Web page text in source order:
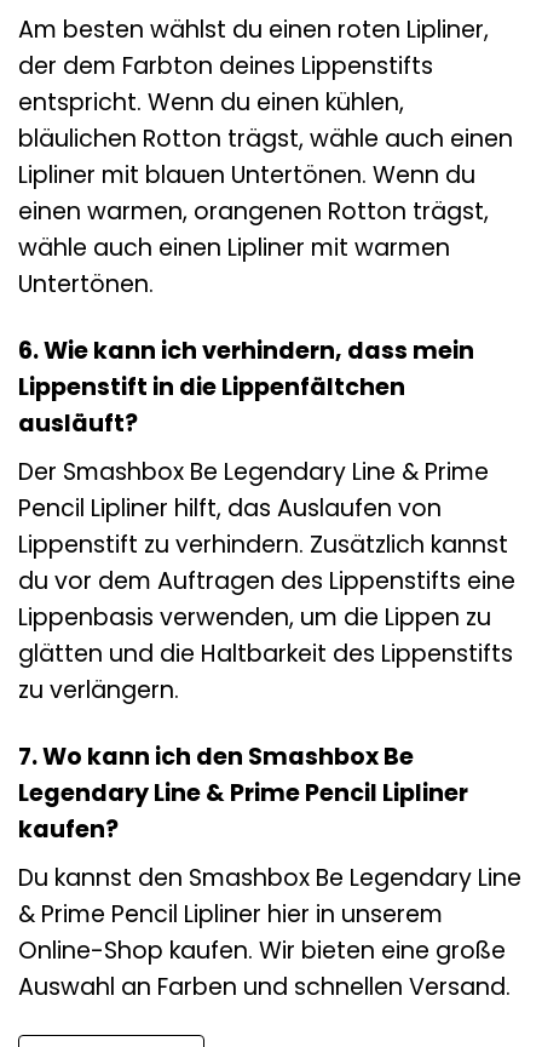
Am besten wählst du einen roten Lipliner,
der dem Farbton deines Lippenstifts
entspricht. Wenn du einen kühlen,
bläulichen Rotton trägst, wähle auch einen
Lipliner mit blauen Untertönen. Wenn du
einen warmen, orangenen Rotton trägst,
wähle auch einen Lipliner mit warmen
Untertönen.
6. Wie kann ich verhindern, dass mein
Lippenstift in die Lippenfältchen
ausläuft?
Der Smashbox Be Legendary Line & Prime
Pencil Lipliner hilft, das Auslaufen von
Lippenstift zu verhindern. Zusätzlich kannst
du vor dem Auftragen des Lippenstifts eine
Lippenbasis verwenden, um die Lippen zu
glätten und die Haltbarkeit des Lippenstifts
zu verlängern.
7. Wo kann ich den Smashbox Be
Legendary Line & Prime Pencil Lipliner
kaufen?
Du kannst den Smashbox Be Legendary Line
& Prime Pencil Lipliner hier in unserem
Online-Shop kaufen. Wir bieten eine große
Auswahl an Farben und schnellen Versand.